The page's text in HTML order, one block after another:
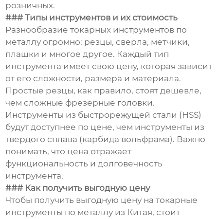
розничных.
### Типы инструментов и их стоимость
Разнообразие токарных инструментов по
металлу огромно: резцы, сверла, метчики,
плашки и многое другое. Каждый тип
инструмента имеет свою цену, которая зависит
от его сложности, размера и материала.
Простые резцы, как правило, стоят дешевле,
чем сложные фрезерные головки.
Инструменты из быстрорежущей стали (HSS)
будут доступнее по цене, чем инструменты из
твердого сплава (карбида вольфрама). Важно
понимать, что цена отражает
функциональность и долговечность
инструмента.
### Как получить выгодную цену
Чтобы получить выгодную цену на токарные
инструменты по металлу из Китая, стоит